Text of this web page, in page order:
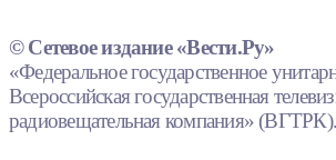
© Сетевое издание «Вести.Ру»
«Федеральное государственное
Всероссийская государственная
радиовещательная компания» (ВГТРК).